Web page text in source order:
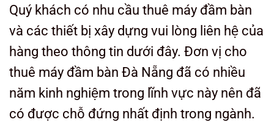
Quý khách có nhu cầu thuê máy đầm bàn
và các thiết bị xây dựng vui lòng liên hệ của
hàng theo thông tin dưới đây. Đơn vị cho
thuê máy đầm bàn Đà Nẵng đã có nhiều
năm kinh nghiệm trong lĩnh vực này nên đã
có được chỗ đứng nhất định trong ngành.